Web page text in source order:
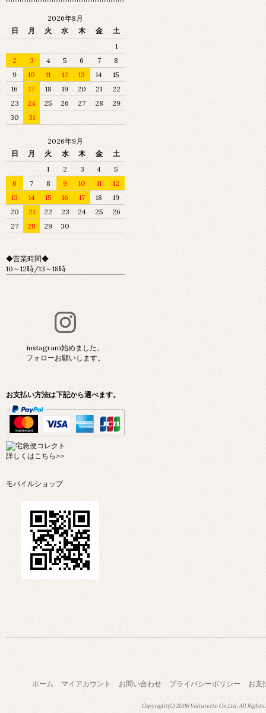
2026年8月
日
月 火 水 木 金
土
1
2
3 4 5 6 7
8
9
10 11 12 13 14
15
16
17 18 19 20 21
22
23
24 25 26 27 28
29
30
31
2026年9月
日
月 火 水 木 金
土
1
2 3 4
5
6
7 8 9 10 11
12
13
14 15 16 17 18
19
20
21 22 23 24 25
26
27
28 29 30
◆営業時間◆
10～12時/13～18時
instagram始めました。
フォローお願いします。
お支払い方法は下記から選べます。
詳しくはこちら>>
モバイルショップ
ホーム マイアカウント お問い合わせ プライバシーポリシー お支
Copyright(C) 2006 Voiturette Co.,Ltd. All Rights